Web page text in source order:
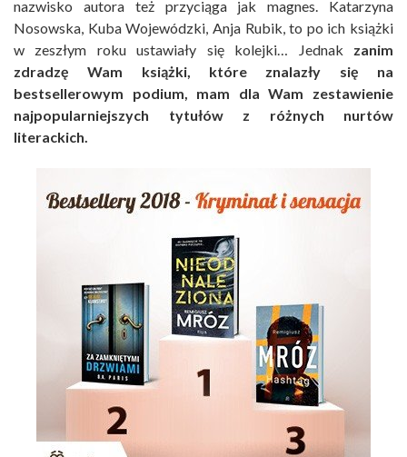
nazwisko autora też przyciąga jak magnes. Katarzyna
Nosowska, Kuba Wojewódzki, Anja Rubik, to po ich książki
w zeszłym roku ustawiały się kolejki… Jednak zanim
zdradzę Wam książki, które znalazły się na
bestsellerowym podium, mam dla Wam zestawienie
najpopularniejszych tytułów z różnych nurtów
literackich.